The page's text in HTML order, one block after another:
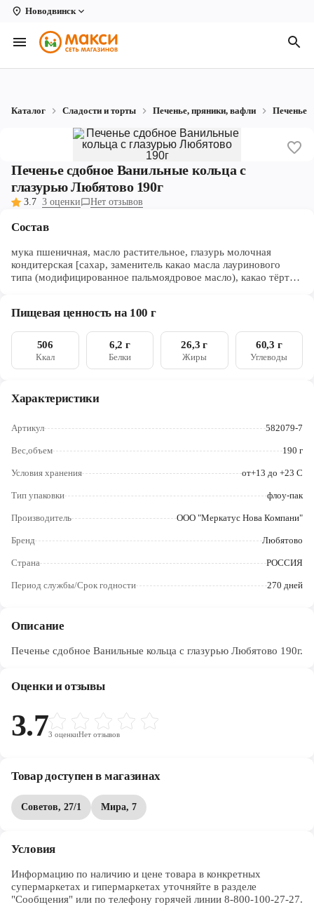
Новодвинск
Вологда
Архангельск
Котлас
Рыбинск
Череповец
Ярославль
Каталог Сладости и торты Печенье, пряники, вафли Печенье
Печенье сдобное Ванильные кольца с
глазурью Любятово 190г
3.7 3 оценки Нет отзывов
Состав
мука пшеничная, масло растительное, глазурь молочная
кондитерская [сахар, заменитель какао масла лауринового
типа (модифицированное пальмоядровое масло), какао тёртое,
тристеарат, лецитин соевый, эфиры полиглицерина и
ароматизатор], сахар, сироп инвертный [сахар, регуляторы
кислотности: молочная кислота, гидрокарбонат натрия], соль,
эмульгатор: эфиры глицерина и диацетилвинной и жирных
Пищевая ценность на 100 г
506
Ккал
6,2 г
Белки
26,3 г
Жиры
60,3 г
Углеводы
Характеристики
Артикул 582079-7
Вес,объем 190 г
Условия хранения от+13 до +23 С
Тип упаковки флоу-пак
Производитель ООО "Меркатус Нова Компани"
Бренд Любятово
Страна РОССИЯ
Период службы/Срок годности 270 дней
Описание
Печенье сдобное Ванильные кольца с глазурью Любятово 190г.
Оценки и отзывы
3.73 оценкиНет отзывов
Товар доступен в магазинах
Советов, 27/1 Мира, 7
Условия
Информацию по наличию и цене товара в конкретных
супермаркетах и гипермаркетах уточняйте в разделе
"Сообщения" или по телефону горячей линии 8-800-100-27-27.